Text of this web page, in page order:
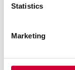
Statistics
Marketing
DP 180 SISTEMA